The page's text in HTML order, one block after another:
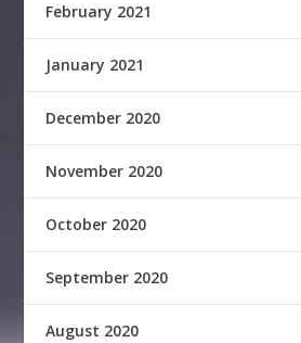
February 2021
January 2021
December 2020
November 2020
October 2020
September 2020
August 2020